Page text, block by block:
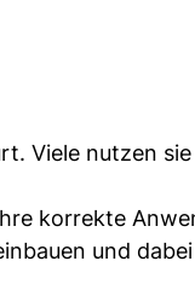
Viele nutzen sie
korrekte
und